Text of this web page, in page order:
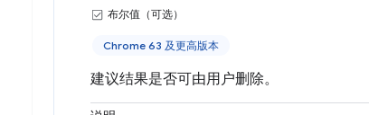
布尔值（可选）
Chrome 63 及更高版本
建议结果是否可由用户删除。